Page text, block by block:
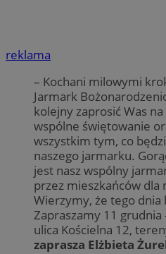
reklama
– Kochani milowymi
Jarmark
kolejny zaprosić Was
wspólne świętowanie
wszystkim tym, co
naszego jarmarku.
jest nasz wspólny
przez mieszkańców dla
Wierzymy, że tego dnia
Zapraszamy 11 grudnia
ulica Kościelna 12,
zaprasza Elżbieta